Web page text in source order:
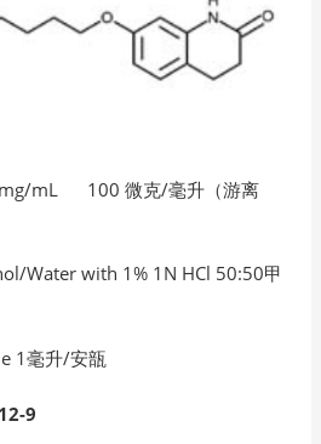
mL 100 微克/毫升（游离
Water with 1% 1N HCl 50:50甲
1毫升/安瓿
9